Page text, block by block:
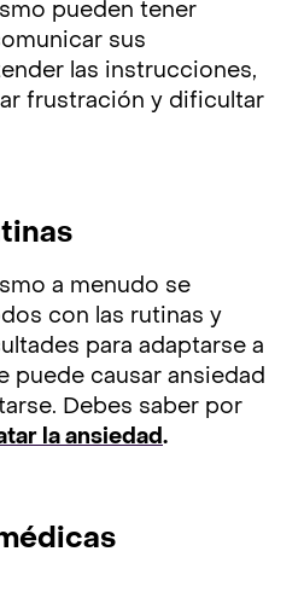
pueden tener
sus
las instrucciones,
frustración y dificultar
a menudo se
con las rutinas y
para adaptarse a
puede causar ansiedad
Debes saber por
la ansiedad .